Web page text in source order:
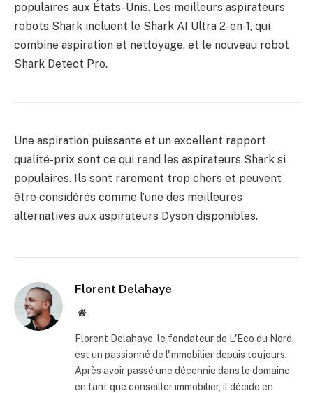
populaires aux États-Unis. Les meilleurs aspirateurs
robots Shark incluent le Shark AI Ultra 2-en-1, qui
combine aspiration et nettoyage, et le nouveau robot
Shark Detect Pro.
Une aspiration puissante et un excellent rapport
qualité-prix sont ce qui rend les aspirateurs Shark si
populaires. Ils sont rarement trop chers et peuvent
être considérés comme l’une des meilleures
alternatives aux aspirateurs Dyson disponibles.
Florent Delahaye
Site
Florent Delahaye, le fondateur de L'Eco du Nord,
est un passionné de l'immobilier depuis toujours.
Après avoir passé une décennie dans le domaine
en tant que conseiller immobilier, il décide en